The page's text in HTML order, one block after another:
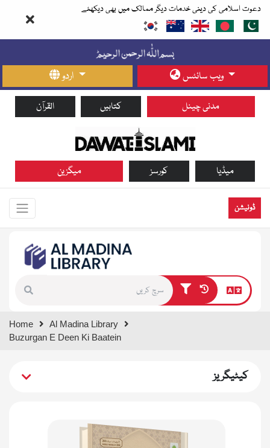
دعوت اسلامی کی دینی خدمات دیگر ممالک میں بھی دیکھئے
اردو ویب سائٹس
القرآن کتابیں مدنی چینل
میگزین کورسز میڈیا
ڈونیشن
results.
Home
Al Madina Library
Buzurgan E Deen Ki Baatein
کیٹیگریز